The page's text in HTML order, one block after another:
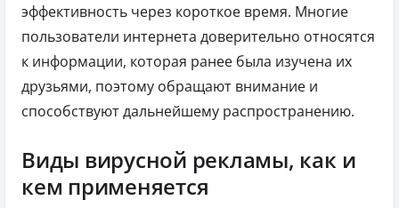
эффективность через короткое время. Многие
пользователи интернета доверительно относятся
к информации, которая ранее была изучена их
друзьями, поэтому обращают внимание и
способствуют дальнейшему распространению.
Виды вирусной рекламы, как и
кем применяется